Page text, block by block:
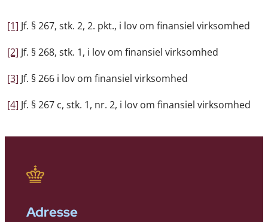
[1] Jf. § 267, stk. 2, 2. pkt., i lov om finansiel virksomhed
[2] Jf. § 268, stk. 1, i lov om finansiel virksomhed
[3] Jf. § 266 i lov om finansiel virksomhed
[4] Jf. § 267 c, stk. 1, nr. 2, i lov om finansiel virksomhed
Adresse